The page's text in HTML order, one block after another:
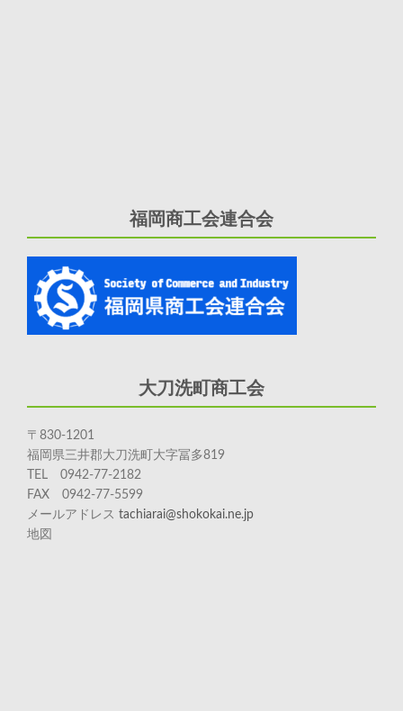
福岡商工会連合会
大刀洗町商工会
〒830-1201
福岡県三井郡大刀洗町大字冨多819
TEL 0942-77-2182
FAX 0942-77-5599
メールアドレス tachiarai@shokokai.ne.jp
地図